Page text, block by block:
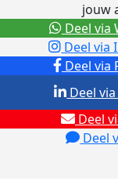
jouw
Deel via
Deel via
Deel
Deel
Deel
Deel via